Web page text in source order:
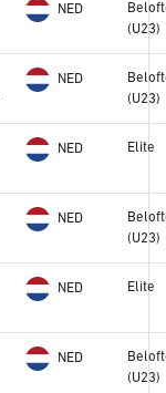
NED
(U23)
NED
(U23)
NED Elite
NED
(U23)
NED Elite
NED
(U23)